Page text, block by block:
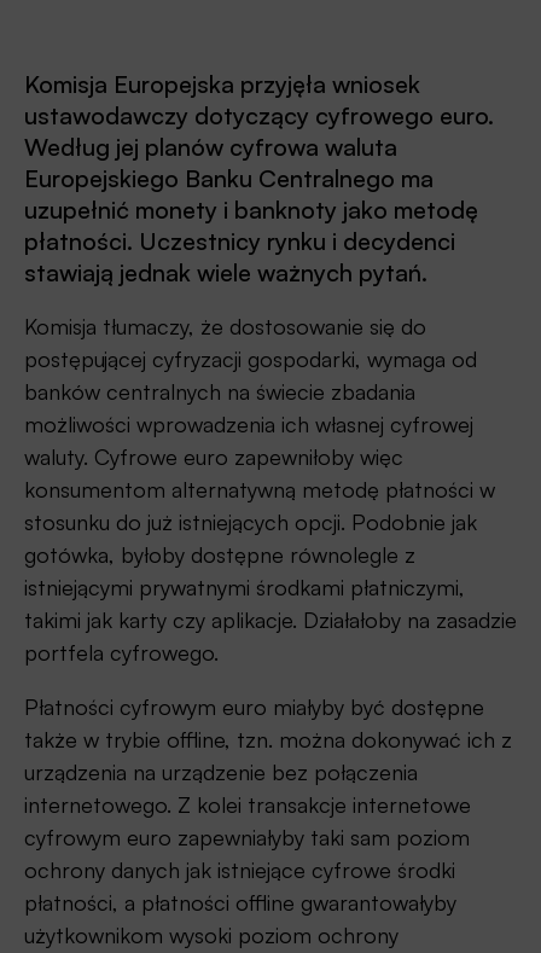
Komisja Europejska przyjęła wniosek
ustawodawczy dotyczący cyfrowego euro.
Według jej planów cyfrowa waluta
Europejskiego Banku Centralnego ma
uzupełnić monety i banknoty jako metodę
płatności. Uczestnicy rynku i decydenci
stawiają jednak wiele ważnych pytań.
Komisja tłumaczy, że dostosowanie się do
postępującej cyfryzacji gospodarki, wymaga od
banków centralnych na świecie zbadania
możliwości wprowadzenia ich własnej cyfrowej
waluty. Cyfrowe euro zapewniłoby więc
konsumentom alternatywną metodę płatności w
stosunku do już istniejących opcji. Podobnie jak
gotówka, byłoby dostępne równolegle z
istniejącymi prywatnymi środkami płatniczymi,
takimi jak karty czy aplikacje. Działałoby na zasadzie
portfela cyfrowego.
Płatności cyfrowym euro miałyby być dostępne
także w trybie offline, tzn. można dokonywać ich z
urządzenia na urządzenie bez połączenia
internetowego. Z kolei transakcje internetowe
cyfrowym euro zapewniałyby taki sam poziom
ochrony danych jak istniejące cyfrowe środki
płatności, a płatności offline gwarantowałyby
użytkownikom wysoki poziom ochrony